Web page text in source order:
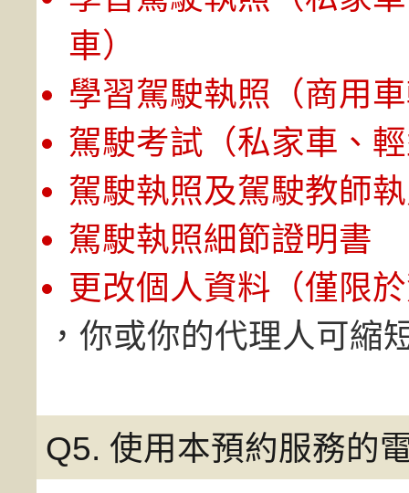
車）
學習駕駛執照（商用
駕駛考試（私家車、
駕駛執照及駕駛教師
駕駛執照細節證明書
更改個人資料（僅限
，你或你的代理人可縮
Q5. 使用本預約服務的